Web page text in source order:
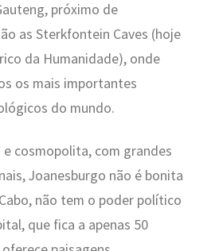
próximo de
as Sterkfontein Caves (hoje
da Humanidade), onde
os mais importantes
do mundo.
e cosmopolita, com grandes
Joanesburgo não é bonita
não tem o poder político
que fica a apenas 50